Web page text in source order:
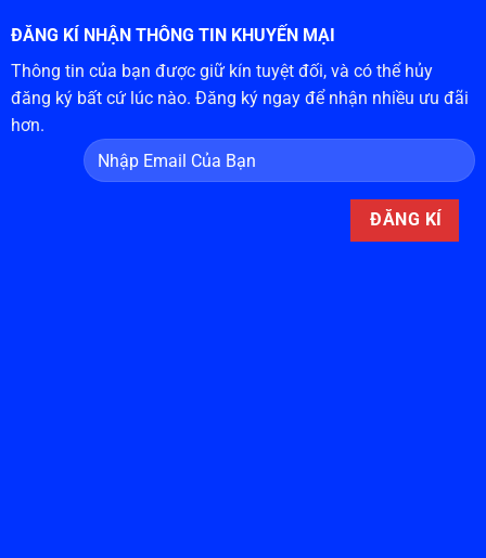
ĐĂNG KÍ NHẬN THÔNG TIN KHUYẾN MẠI
Thông tin của bạn được giữ kín tuyệt đối, và có thể hủy
đăng ký bất cứ lúc nào. Đăng ký ngay để nhận nhiều ưu đãi
hơn.